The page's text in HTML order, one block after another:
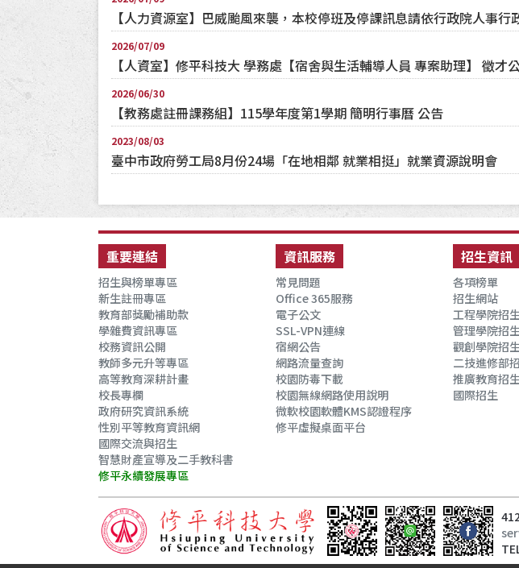
【人力資源室】巴威颱風來襲，本校停班及停課訊息請依行政院人事行
2026/07/09
【人資室】修平科技大 學務處【宿舍與生活輔導人員 專案助理】 徵才
2026/06/30
【教務處註冊課務組】115學年度第1學期 簡明行事曆 公告
2023/08/03
臺中市政府勞工局8月份24場「在地相鄰 就業相挺」就業資源說明會
:::
重要連結
招生與榜單專區
新生註冊專區
教育部獎勵補助款
學雜費資訊專區
校務資訊公開
教師多元升等專區
高等教育深耕計畫
校長專欄
政府研究資訊系統
性別平等教育資訊網
國際交流與招生
智慧財產宣導及二手教科書
修平永續發展專區
資訊服務
常見問題
Office 365服務
電子公文
SSL-VPN連線
宿網公告
網路流量查詢
校園防毒下載
校園無線網路使用說明
微軟校園軟體KMS認證程序
修平虛擬桌面平台
招生資訊
各項榜單
招生網站
工程學院招
管理學院招
觀創學院招
二技進修部
推廣教育招
國際招生